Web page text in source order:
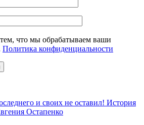
что мы обрабатываем ваши
Политика конфиденциальности
и своих не оставил! История
Остапенко